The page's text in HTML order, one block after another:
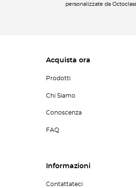
personalizzate da
Acquista ora
Prodotti
Chi Siamo
Conoscenza
FAQ
Informazioni
Contattateci